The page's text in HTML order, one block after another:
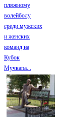
пляжному
волейболу
среди мужских
и женских
команд на
Кубок
Мучкапа...